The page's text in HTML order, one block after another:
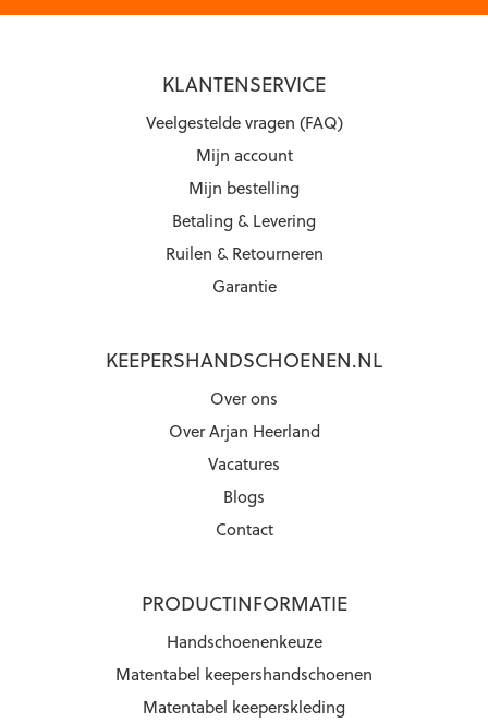
KLANTENSERVICE
Veelgestelde vragen (FAQ)
Mijn account
Mijn bestelling
Betaling & Levering
Ruilen & Retourneren
Garantie
KEEPERSHANDSCHOENEN.NL
Over ons
Over Arjan Heerland
Vacatures
Blogs
Contact
PRODUCTINFORMATIE
Handschoenenkeuze
Matentabel keepershandschoenen
Matentabel keeperskleding